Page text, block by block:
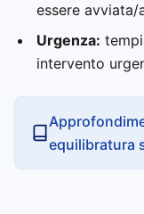
essere avviata/
Urgenza:
intervento
equilibratura